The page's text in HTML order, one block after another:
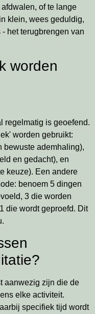
of te lange
klein, wees geduldig,
het terugbrengen van
worden
regelmatig is geoefend.
worden gebruikt:
bewuste ademhaling),
en gedacht), en
keuze). Een andere
benoem 5 dingen
3 die worden
die wordt geproefd. Dit
aanwezig zijn die de
elke activiteit.
specifiek tijd wordt